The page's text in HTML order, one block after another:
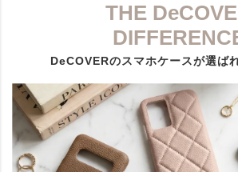
THE
DeCOVERのスマホケースが選ば